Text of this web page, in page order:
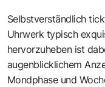
Selbstverständlich
Uhrwerk typisch
hervorzuheben ist
augenblicklichem
Mondphase und